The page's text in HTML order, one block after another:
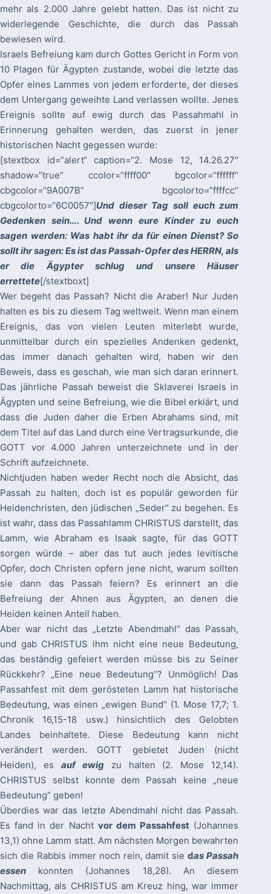
mehr als 2.000 Jahre gelebt hatten. Das ist nicht zu
widerlegende Geschichte, die durch das Passah
bewiesen wird.
Israels Befreiung kam durch Gottes Gericht in Form von
10 Plagen für Ägypten zustande, wobei die letzte das
Opfer eines Lammes von jedem erforderte, der dieses
dem Untergang geweihte Land verlassen wollte. Jenes
Ereignis sollte auf ewig durch das Passahmahl in
Erinnerung gehalten werden, das zuerst in jener
historischen Nacht gegessen wurde:
[stextbox id=“alert“ caption=“2. Mose 12, 14.26.27″
shadow=“true“ ccolor=“ffff00″ bgcolor=“ffffff“
cbgcolor=“9A007B“ bgcolorto=“ffffcc“
cbgcolorto=“6C0057″]Und dieser Tag soll euch zum
Gedenken sein…. Und wenn eure Kinder zu euch
sagen werden: Was habt ihr da für einen Dienst? So
sollt ihr sagen: Es ist das Passah-Opfer des HERRN, als
er die Ägypter schlug und unsere Häuser
errettete[/stextboxt]
Wer begeht das Passah? Nicht die Araber! Nur Juden
halten es bis zu diesem Tag weltweit. Wenn man einem
Ereignis, das von vielen Leuten miterlebt wurde,
unmittelbar durch ein spezielles Andenken gedenkt,
das immer danach gehalten wird, haben wir den
Beweis, dass es geschah, wie man sich daran erinnert.
Das jährliche Passah beweist die Sklaverei Israels in
Ägypten und seine Befreiung, wie die Bibel erklärt, und
dass die Juden daher die Erben Abrahams sind, mit
dem Titel auf das Land durch eine Vertragsurkunde, die
GOTT vor 4.000 Jahren unterzeichnete und in der
Schrift aufzeichnete.
Nichtjuden haben weder Recht noch die Absicht, das
Passah zu halten, doch ist es populär geworden für
Heidenchristen, den jüdischen „Seder“ zu begehen. Es
ist wahr, dass das Passahlamm CHRISTUS darstellt, das
Lamm, wie Abraham es Isaak sagte, für das GOTT
sorgen würde – aber das tut auch jedes levitische
Opfer, doch Christen opfern jene nicht, warum sollten
sie dann das Passah feiern? Es erinnert an die
Befreiung der Ahnen aus Ägypten, an denen die
Heiden keinen Anteil haben.
Aber war nicht das „Letzte Abendmahl“ das Passah,
und gab CHRISTUS ihm nicht eine neue Bedeutung,
das beständig gefeiert werden müsse bis zu Seiner
Rückkehr? „Eine neue Bedeutung“? Unmöglich! Das
Passahfest mit dem gerösteten Lamm hat historische
Bedeutung, was einen „ewigen Bund“ (1. Mose 17,7; 1.
Chronik 16,15-18 usw.) hinsichtlich des Gelobten
Landes beinhaltete. Diese Bedeutung kann nicht
verändert werden. GOTT gebietet Juden (nicht
Heiden), es auf ewigzu halten (2. Mose 12,14).
CHRISTUS selbst konnte dem Passah keine „neue
Bedeutung“ geben!
Überdies war das letzte Abendmahl nicht das Passah.
Es fand in der Nacht vor dem Passahfest (Johannes
13,1) ohne Lamm statt. Am nächsten Morgen bewahrten
sich die Rabbis immer noch rein, damit siedas Passah
essen konnten (Johannes 18,28). An diesem
Nachmittag, als CHRISTUS am Kreuz hing, war immer